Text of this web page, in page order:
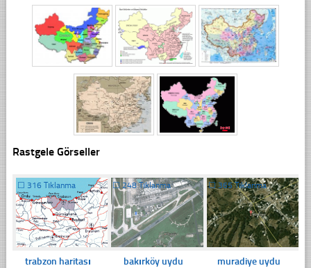
Rastgele Görseller
☐ 316 Tıklanma
trabzon haritası
☐248 Tıklanma
bakırköy uydu
☐ 365 Tıklanma
muradiye uydu